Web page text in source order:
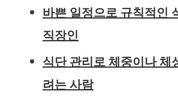
바쁜 일정으로 규칙적인
직장인
식단 관리로 체중이나 체
려는 사람